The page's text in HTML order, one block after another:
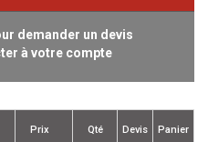
demander un devis
à votre compte
Prix Qté Devis Panier